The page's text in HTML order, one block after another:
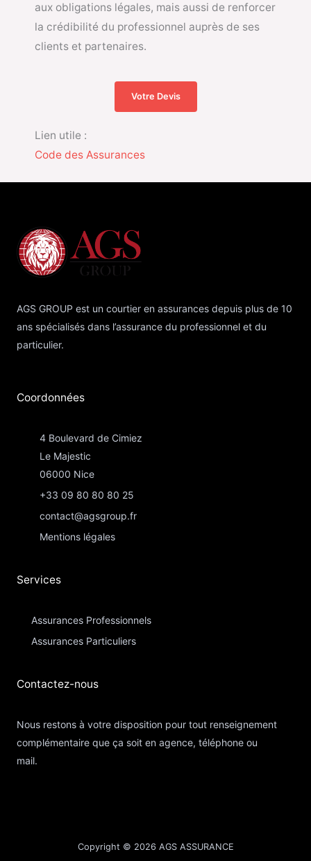
aux obligations légales, mais aussi de renforcer
la crédibilité du professionnel auprès de ses
clients et partenaires.
Votre Devis
Lien utile :
Code des Assurances
AGS GROUP est un courtier en assurances depuis plus de 10
ans spécialisés dans l’assurance du professionnel et du
particulier.
Coordonnées​
4 Boulevard de Cimiez
Le Majestic
06000 Nice
+33 09 80 80 80 25
contact@agsgroup.fr
Mentions légales
Services
Assurances Professionnels
Assurances Particuliers​
Contactez-nous​
Nous restons à votre disposition pour tout renseignement
complémentaire que ça soit en agence, téléphone ou
mail.
Copyright © 2026 AGS ASSURANCE